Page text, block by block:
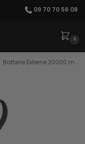
09 70 70 56 08
0
Batterie Externe 20000 mAh avec Câble